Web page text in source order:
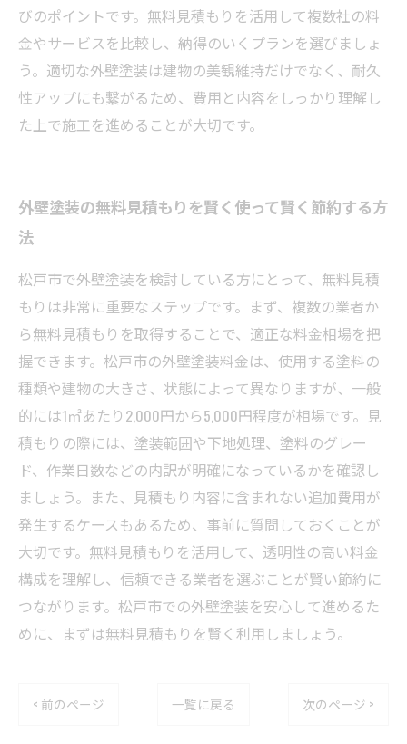
びのポイントです。無料見積もりを活用して複数社の料
金やサービスを比較し、納得のいくプランを選びましょ
う。適切な外壁塗装は建物の美観維持だけでなく、耐久
性アップにも繋がるため、費用と内容をしっかり理解し
た上で施工を進めることが大切です。
外壁塗装の無料見積もりを賢く使って賢く節約する方
法
松戸市で外壁塗装を検討している方にとって、無料見積
もりは非常に重要なステップです。まず、複数の業者か
ら無料見積もりを取得することで、適正な料金相場を把
握できます。松戸市の外壁塗装料金は、使用する塗料の
種類や建物の大きさ、状態によって異なりますが、一般
的には1㎡あたり2,000円から5,000円程度が相場です。見
積もりの際には、塗装範囲や下地処理、塗料のグレー
ド、作業日数などの内訳が明確になっているかを確認し
ましょう。また、見積もり内容に含まれない追加費用が
発生するケースもあるため、事前に質問しておくことが
大切です。無料見積もりを活用して、透明性の高い料金
構成を理解し、信頼できる業者を選ぶことが賢い節約に
つながります。松戸市での外壁塗装を安心して進めるた
めに、まずは無料見積もりを賢く利用しましょう。
< 前のページ 一覧に戻る 次のページ >